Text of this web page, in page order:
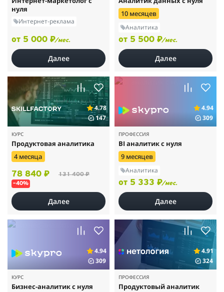
нуля
Интернет-реклама
от 5 000 ₽/мес.
Далее
10 месяцев
Аналитика
от 5 500 ₽/мес.
Далее
4.78
147
КУРС
Продуктовая аналитика
4 месяца
78 840 ₽ 131 400 ₽
–40%
Далее
4.94
309
ПРОФЕССИЯ
BI аналитик с нуля
9 месяцев
Аналитика
от 5 333 ₽/мес.
Далее
4.94
309
КУРС
Бизнес-аналитик с нуля
4.91
324
ПРОФЕССИЯ
Продуктовый аналитик